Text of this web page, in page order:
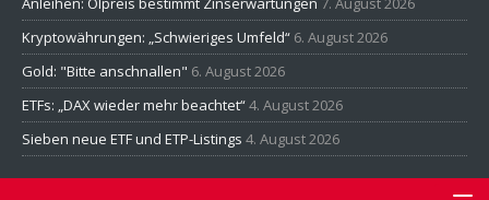
Kryptowährungen: „Schwieriges Umfeld“ 6. August 2026
Gold: "Bitte anschnallen" 6. August 2026
ETFs: „DAX wieder mehr beachtet“4. August 2026
Sieben neue ETF und ETP-Listings 4. August 2026